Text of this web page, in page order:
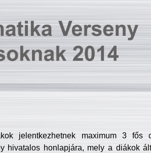
jelentkezhetnek maximum 3 fős
hivatalos honlapjára, mely a diákok